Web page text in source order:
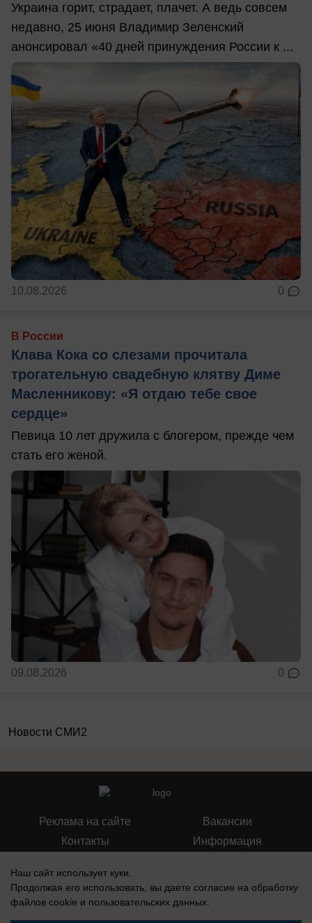
Украина горит, страдает, плачет. А ведь совсем
недавно, 25 июня Владимир Зеленский
анонсировал «40 дней принуждения России к ...
10.08.2026 0
В России
Клава Кока со слезами прочитала
трогательную свадебную клятву Диме
Масленникову: «Я отдаю тебе свое
сердце»
Певица 10 лет дружила с блогером, прежде чем
стать его женой.
09.08.2026 0
Новости СМИ2
Реклама на сайте
Контакты
Вакансии
Информация
Наш сайт использует куки.
Продолжая его использовать, вы даете согласие на обработку
файлов cookie и пользовательских данных.